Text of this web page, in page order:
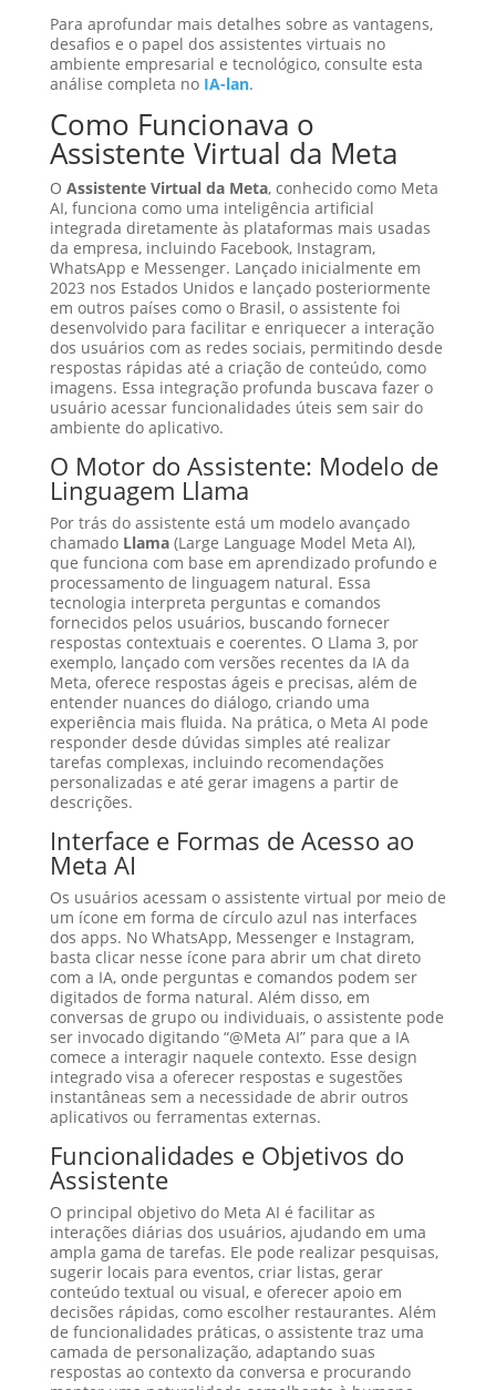
Para aprofundar mais detalhes sobre as vantagens,
desafios e o papel dos assistentes virtuais no
ambiente empresarial e tecnológico, consulte esta
análise completa no IA-lan.
Como Funcionava o
Assistente Virtual da Meta
O Assistente Virtual da Meta, conhecido como Meta
AI, funciona como uma inteligência artificial
integrada diretamente às plataformas mais usadas
da empresa, incluindo Facebook, Instagram,
WhatsApp e Messenger. Lançado inicialmente em
2023 nos Estados Unidos e lançado posteriormente
em outros países como o Brasil, o assistente foi
desenvolvido para facilitar e enriquecer a interação
dos usuários com as redes sociais, permitindo desde
respostas rápidas até a criação de conteúdo, como
imagens. Essa integração profunda buscava fazer o
usuário acessar funcionalidades úteis sem sair do
ambiente do aplicativo.
O Motor do Assistente: Modelo de
Linguagem Llama
Por trás do assistente está um modelo avançado
chamado Llama(Large Language Model Meta AI),
que funciona com base em aprendizado profundo e
processamento de linguagem natural. Essa
tecnologia interpreta perguntas e comandos
fornecidos pelos usuários, buscando fornecer
respostas contextuais e coerentes. O Llama 3, por
exemplo, lançado com versões recentes da IA da
Meta, oferece respostas ágeis e precisas, além de
entender nuances do diálogo, criando uma
experiência mais fluida. Na prática, o Meta AI pode
responder desde dúvidas simples até realizar
tarefas complexas, incluindo recomendações
personalizadas e até gerar imagens a partir de
descrições.
Interface e Formas de Acesso ao
Meta AI
Os usuários acessam o assistente virtual por meio de
um ícone em forma de círculo azul nas interfaces
dos apps. No WhatsApp, Messenger e Instagram,
basta clicar nesse ícone para abrir um chat direto
com a IA, onde perguntas e comandos podem ser
digitados de forma natural. Além disso, em
conversas de grupo ou individuais, o assistente pode
ser invocado digitando “@Meta AI” para que a IA
comece a interagir naquele contexto. Esse design
integrado visa a oferecer respostas e sugestões
instantâneas sem a necessidade de abrir outros
aplicativos ou ferramentas externas.
Funcionalidades e Objetivos do
Assistente
O principal objetivo do Meta AI é facilitar as
interações diárias dos usuários, ajudando em uma
ampla gama de tarefas. Ele pode realizar pesquisas,
sugerir locais para eventos, criar listas, gerar
conteúdo textual ou visual, e oferecer apoio em
decisões rápidas, como escolher restaurantes. Além
de funcionalidades práticas, o assistente traz uma
camada de personalização, adaptando suas
respostas ao contexto da conversa e procurando